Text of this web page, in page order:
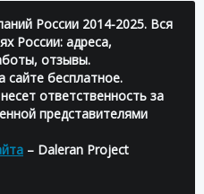
России 2014-2025. Вся
России: адреса,
отзывы.
бесплатное.
ответственность за
представителями
– Daleran Project